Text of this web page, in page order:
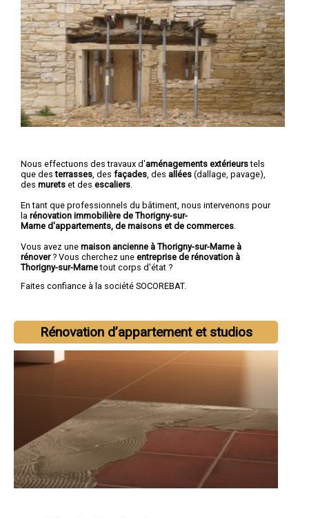
Nous effectuons des travaux d'aménagements extérieurstels
que desterrasses , des façades , des allées (dallage, pavage),
des murets et des escaliers
En tant que professionnels du bâtiment, nous intervenons pour
la rénovation immobilière de Thorigny-sur-
Marne d'appartements, de maisons et de commerces
Vous avez une maison ancienne à Thorigny-sur-Marne à
rénover? Vous cherchez une entreprise de rénovation à
Thorigny-sur-Marnetout corps d'état ?
Faites confiance à la société SOCOREBAT.
Rénovation d’appartement et studios